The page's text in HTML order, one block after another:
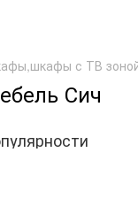
с ТВ
Сич